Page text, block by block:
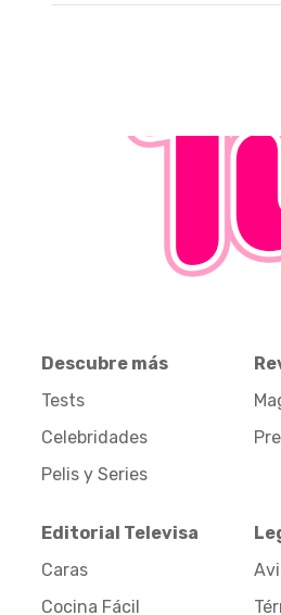
Descubre más
Tests
Celebridades
Pelis y Series
Editorial Televisa
Caras
Cocina Fácil